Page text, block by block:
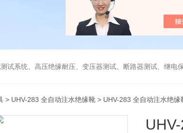
试系统、高压绝缘耐压、变压器测试、断路器测试、继电保护
> UHV-283 全自动注水绝缘靴 > UHV-283 全自动注水绝缘